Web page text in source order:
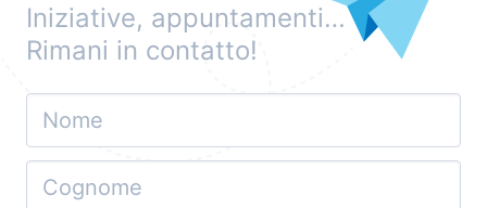
Iniziative, appuntamenti…
Rimani in contatto!